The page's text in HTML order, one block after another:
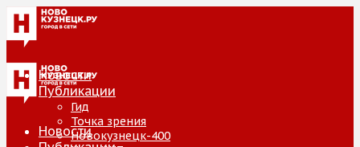
Новости
Публикации
Гид
Точка зрения
Новокузнецк-400
Новости